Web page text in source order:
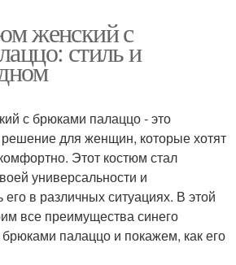
женский с
стиль и
с брюками палаццо - это
для женщин, которые хотят
Этот костюм стал
универсальности и
в различных ситуациях. В этой
все преимущества синего
палаццо и покажем, как его